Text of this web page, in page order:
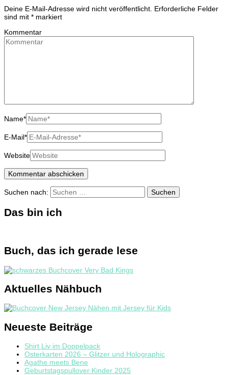
Deine E-Mail-Adresse wird nicht veröffentlicht. Erforderliche Felder
sind mit * markiert
Kommentar
Name*
E-Mail*
Website
Suchen nach:
Das bin ich
Buch, das ich gerade lese
Aktuelles Nähbuch
Neueste Beiträge
Shirt Liv im Doppelpack
Osterkarten 2026 – Glitzer und Holographic
Agathe meets Bene
Geburtstagspullover Kinder 2025